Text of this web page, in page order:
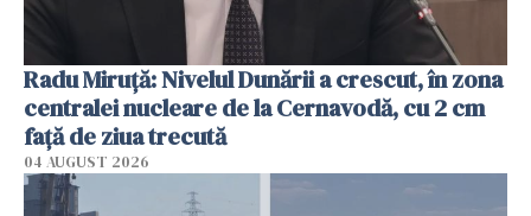
Radu Miruţă: Nivelul Dunării a crescut, în zona
centralei nucleare de la Cernavodă, cu 2 cm
faţă de ziua trecută
04 AUGUST 2026